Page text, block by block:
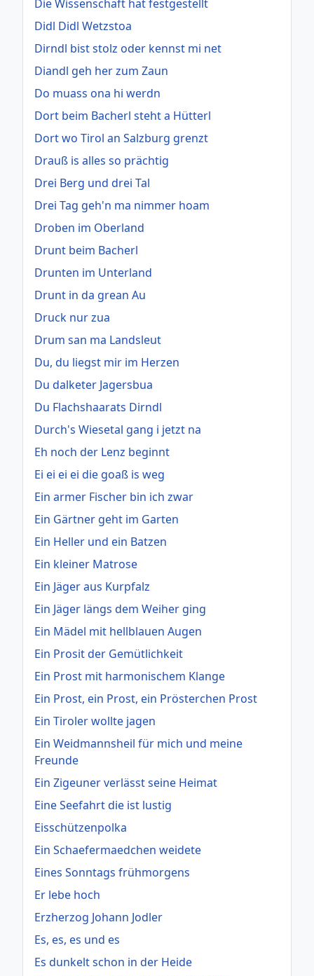
Die Wissenschaft hat festgestellt
Didl Didl Wetzstoa
Dirndl bist stolz oder kennst mi net
Diandl geh her zum Zaun
Do muass ona hi werdn
Dort beim Bacherl steht a Hütterl
Dort wo Tirol an Salzburg grenzt
Drauß is alles so prächtig
Drei Berg und drei Tal
Drei Tag geh'n ma nimmer hoam
Droben im Oberland
Drunt beim Bacherl
Drunten im Unterland
Drunt in da grean Au
Druck nur zua
Drum san ma Landsleut
Du, du liegst mir im Herzen
Du dalketer Jagersbua
Du Flachshaarats Dirndl
Durch's Wiesetal gang i jetzt na
Eh noch der Lenz beginnt
Ei ei ei ei die goaß is weg
Ein armer Fischer bin ich zwar
Ein Gärtner geht im Garten
Ein Heller und ein Batzen
Ein kleiner Matrose
Ein Jäger aus Kurpfalz
Ein Jäger längs dem Weiher ging
Ein Mädel mit hellblauen Augen
Ein Prosit der Gemütlichkeit
Ein Prost mit harmonischem Klange
Ein Prost, ein Prost, ein Prösterchen Prost
Ein Tiroler wollte jagen
Ein Weidmannsheil für mich und meine
Freunde
Ein Zigeuner verlässt seine Heimat
Eine Seefahrt die ist lustig
Eisschützenpolka
Ein Schaefermaedchen weidete
Eines Sonntags frühmorgens
Er lebe hoch
Erzherzog Johann Jodler
Es, es, es und es
Es dunkelt schon in der Heide